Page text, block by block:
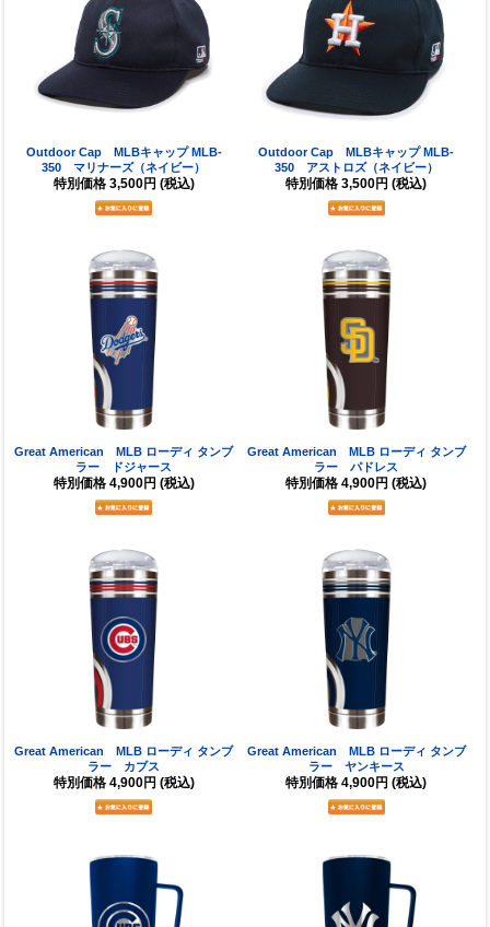
Outdoor Cap MLBキャップ MLB-
350 マリナーズ（ネイビー）
特別価格 3,500円 (税込)
Outdoor Cap MLBキャップ MLB-
350 アストロズ（ネイビー）
特別価格 3,500円 (税込)
Great American MLB ローディ タンブ
ラー ドジャース
特別価格 4,900円 (税込)
Great American MLB ローディ タンブ
ラー パドレス
特別価格 4,900円 (税込)
Great American MLB ローディ タンブ
ラー カブス
特別価格 4,900円 (税込)
Great American MLB ローディ タンブ
ラー ヤンキース
特別価格 4,900円 (税込)